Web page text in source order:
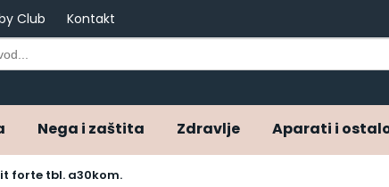
Club Kontakt
Nega i zaštita Zdravlje Aparati i
forte tbl. a30kom.